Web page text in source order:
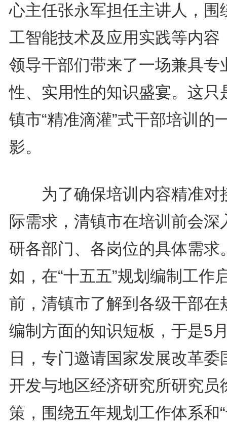
心主任张永军担任主讲人，围
工智能技术及应用实践等内容
领导干部们带来了一场兼具专
性、实用性的知识盛宴。这只
镇市“精准滴灌”式干部培训的
影。
为了确保培训内容精准对
际需求，清镇市在培训前会深
研各部门、各岗位的具体需求
如，在“十五五”规划编制工作
前，清镇市了解到各级干部在
编制方面的知识短板，于是5
日，专门邀请国家发展改革委
开发与地区经济研究所研究员
策，围绕五年规划工作体系和